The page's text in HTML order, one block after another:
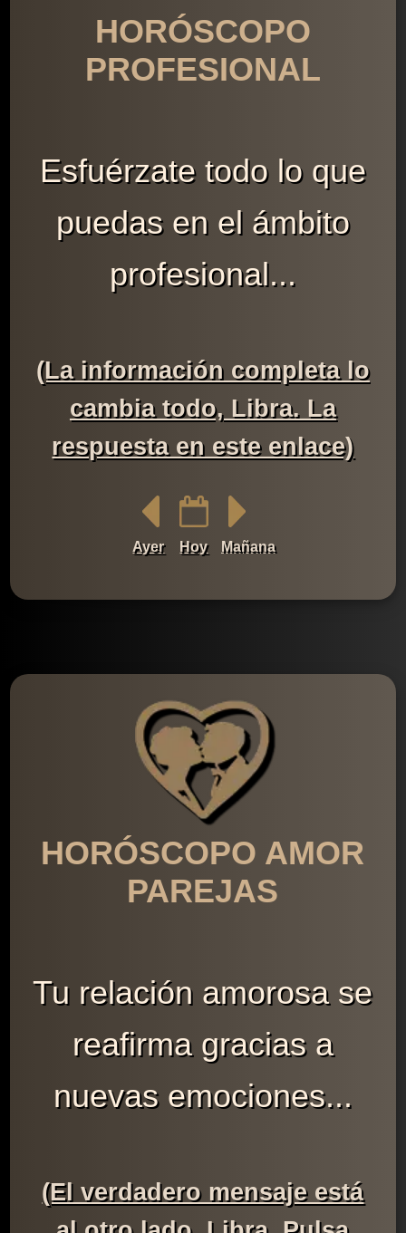
HORÓSCOPO
PROFESIONAL
Esfuérzate todo lo que
puedas en el ámbito
profesional...
(La información completa lo
cambia todo, Libra. La
respuesta en este enlace)
Ayer Hoy Mañana
HORÓSCOPO AMOR
PAREJAS
Tu relación amorosa se
reafirma gracias a
nuevas emociones...
(El verdadero mensaje está